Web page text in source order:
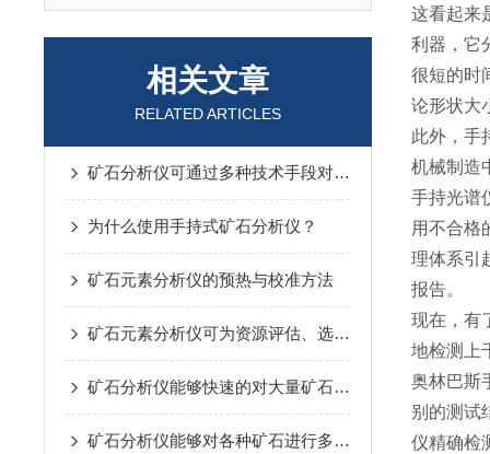
相关文章
RELATED ARTICLES
矿石分析仪可通过多种技术手段对矿石进行快速、准确的分析
为什么使用手持式矿石分析仪？
矿石元素分析仪的预热与校准方法
矿石元素分析仪可为资源评估、选矿优化和质量控制提供科学依据
矿石分析仪能够快速的对大量矿石样本进行分析
矿石分析仪能够对各种矿石进行多元素分析
这看起来
利器，它
很短的时
论形状大
此外，手
机械制造
手持光谱
用不合格
理体系引
报告。
现在，有
地检测上
奥林巴斯
别的测试
仪精确检